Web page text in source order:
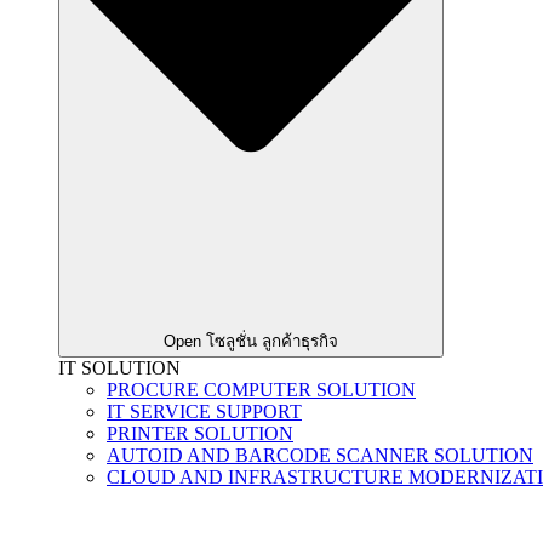
Open โซลูชั่น ลูกค้าธุรกิจ
IT SOLUTION
PROCURE COMPUTER SOLUTION
IT SERVICE SUPPORT
PRINTER SOLUTION
AUTOID AND BARCODE SCANNER SOLUTION
CLOUD AND INFRASTRUCTURE